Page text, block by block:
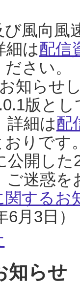
風向風
細は配信
ださい。
知らせ
版と
詳細は配
おりです
公開し
ご迷惑
関するお
月3日）
知らせ